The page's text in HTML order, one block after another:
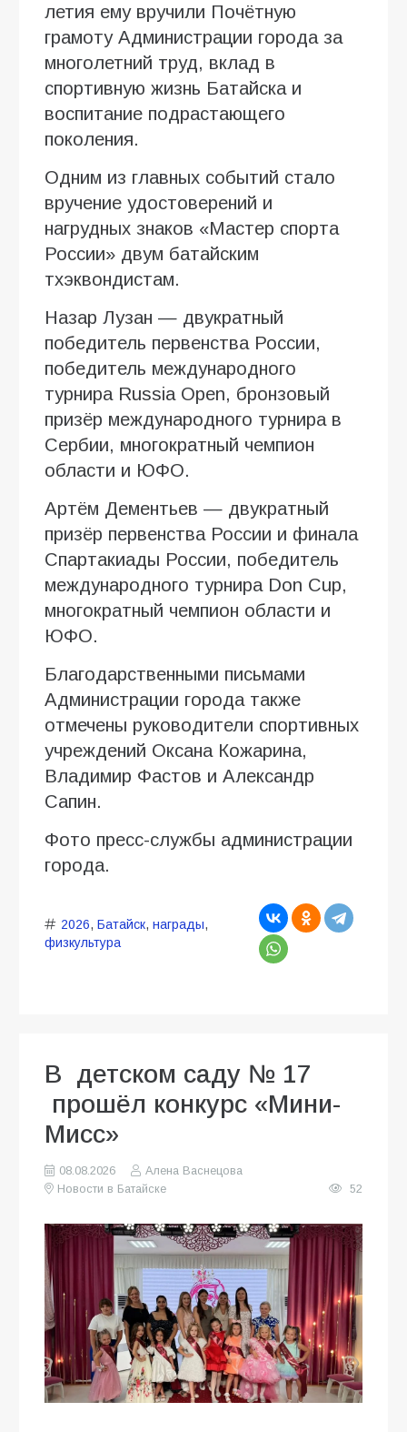
летия ему вручили Почётную
грамоту Администрации города за
многолетний труд, вклад в
спортивную жизнь Батайска и
воспитание подрастающего
поколения.
Одним из главных событий стало
вручение удостоверений и
нагрудных знаков «Мастер спорта
России» двум батайским
тхэквондистам.
Назар Лузан — двукратный
победитель первенства России,
победитель международного
турнира Russia Open, бронзовый
призёр международного турнира в
Сербии, многократный чемпион
области и ЮФО.
Артём Дементьев — двукратный
призёр первенства России и финала
Спартакиады России, победитель
международного турнира Don Cup,
многократный чемпион области и
ЮФО.
Благодарственными письмами
Администрации города также
отмечены руководители спортивных
учреждений Оксана Кожарина,
Владимир Фастов и Александр
Сапин.
Фото пресс-службы администрации
города.
2026, Батайск, награды,
физкультура
В детском саду № 17
прошёл конкурс «Мини-
Мисс»
08.08.2026
Алена Васнецова
Новости в Батайске
52